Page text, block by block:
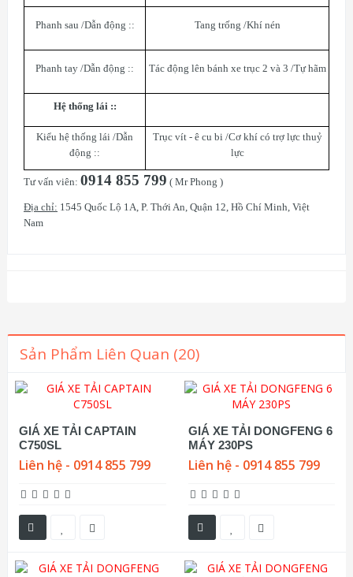
Phanh sau /Dẫn động :: Tang trống /Khí nén
Phanh tay /Dẫn động :: Tác động lên bánh xe trục 2 và 3 /Tự hãm
Hệ thống lái ::
Kiểu hệ thống lái /Dẫn
động ::
Trục vít - ê cu bi /Cơ khí có trợ lực thuỷ
lực
Tư vấn viên: 0914 855 799 ( Mr Phong )
Địa chỉ: 1545 Quốc Lộ 1A, P. Thới An, Quận 12, Hồ Chí Minh, Việt
Nam
Sản Phẩm Liên Quan (20)
GIÁ XE TẢI CAPTAIN
C750SL
Liên hệ - 0914 855 799
GIÁ XE TẢI DONGFENG 6
MÁY 230PS
Liên hệ - 0914 855 799